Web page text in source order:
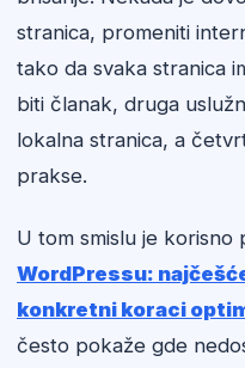
stranica, promeniti
tako da svaka stranica
biti članak, druga
lokalna stranica, a
prakse.
U tom smislu je korisno
WordPressu:
konkretni koraci
često pokaže gde